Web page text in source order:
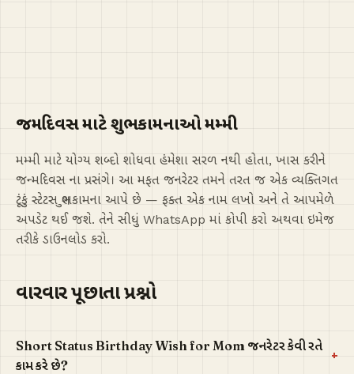
જન્મદિવસ માટે શુભકામનાઓ મમ્મી
મમ્મી માટે યોગ્ય શબ્દો શોધવા હંમેશા સરળ નથી હોતા, ખાસ કરીને
જન્મદિવસ ના પ્રસંગે। આ મફત જનરેટર તમને તરત જ એક વ્યક્તિગત
ટૂંકું સ્ટેટસ શુભકામના આપે છે — ફક્ત એક નામ લખો અને તે આપમેળે
અપડેટ થઈ જશે. તેને સીધું WhatsApp માં કોપી કરો અથવા ઇમેજ
તરીકે ડાઉનલોડ કરો.
વારંવાર પૂછાતા પ્રશ્નો
Short Status Birthday Wish for Mom જનરેટર કેવી રીતે
કામ કરે છે?
+